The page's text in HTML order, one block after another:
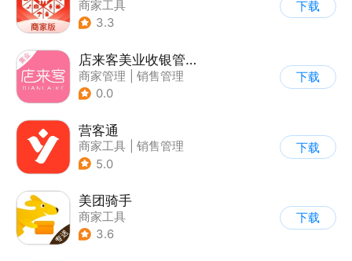
商家工具
3.3
下载
店来客美业收银管理软件
商家管理
销售管理
0.0
下载
营客通
商家工具
销售管理
5.0
下载
美团骑手
商家工具
3.6
下载